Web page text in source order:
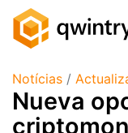
Notícias /
Nueva